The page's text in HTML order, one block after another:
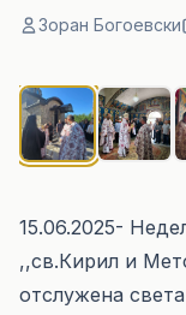
Зоран Богоевски
15.06.2025-
,,св.Кирил и
отслужена света